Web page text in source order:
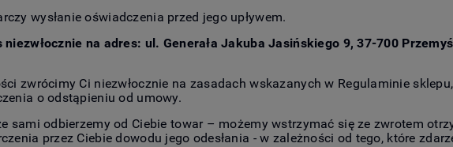
wysłanie oświadczenia przed jego upływem.
na adres: ul. Generała Jakuba Jasińskiego 9, 37-700 Przemyśl
zwrócimy Ci niezwłocznie na zasadach wskazanych w Regulaminie
o odstąpieniu od umowy.
sami odbierzemy od Ciebie towar – możemy wstrzymać się ze zwrotem
przez Ciebie dowodu jego odesłania - w zależności od tego, które